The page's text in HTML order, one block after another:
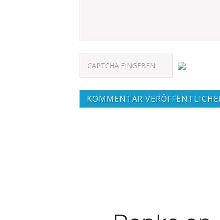
KOMMENTAR